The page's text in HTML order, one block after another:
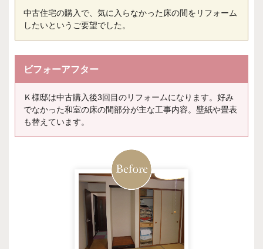
中古住宅の購入で、気に入らなかった床の間をリフォーム
したいというご要望でした。
ビフォーアフター
Ｋ様邸は中古購入後3回目のリフォームになります。好み
でなかった和室の床の間部分が主な工事内容。壁紙や畳表
も替えています。